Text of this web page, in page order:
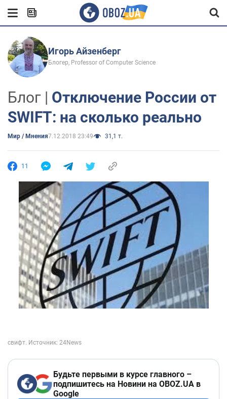
Игорь Айзенберг
Блогер, Рrofessor of Computer Science
Блог | Отключение России от
SWIFT: на сколько реально
Мир / Мнения7.12.2018 23:49 31,1 т.
11
Будьте первыми в курсе главного –
подпишитесь на Новини на OBOZ.UA в
Google